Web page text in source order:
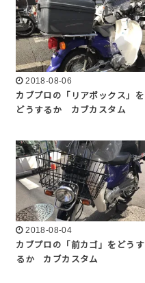
2018-08-06
カブプロの「リアボックス」を
どうするか カブカスタム
2018-08-04
カブプロの「前カゴ」をどうす
るか カブカスタム